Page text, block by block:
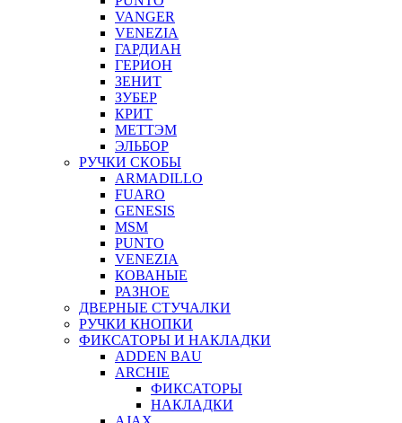
VANGER
VENEZIA
ГАРДИАН
ГЕРИОН
ЗЕНИТ
ЗУБЕР
КРИТ
МЕТТЭМ
ЭЛЬБОР
РУЧКИ СКОБЫ
ARMADILLO
FUARO
GENESIS
MSM
PUNTO
VENEZIA
КОВАНЫЕ
РАЗНОЕ
ДВЕРНЫЕ СТУЧАЛКИ
РУЧКИ КНОПКИ
ФИКСАТОРЫ И НАКЛАДКИ
ADDEN BAU
ARCHIE
ФИКСАТОРЫ
НАКЛАДКИ